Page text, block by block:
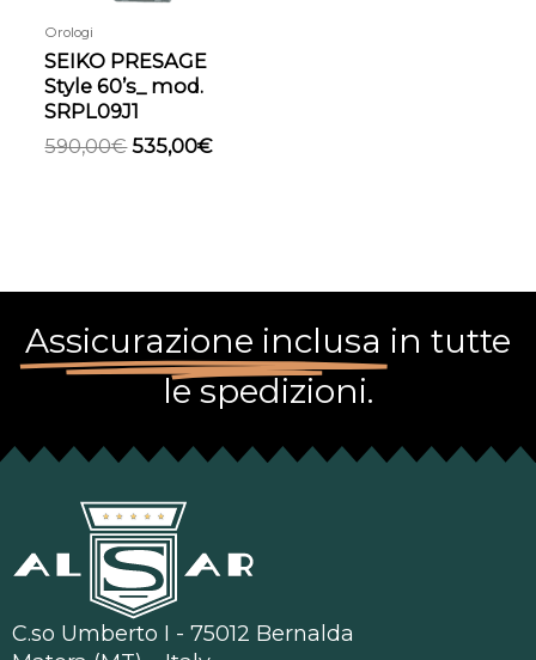
Orologi
SEIKO PRESAGE
Style 60’s_ mod.
SRPL09J1
590,00€ 535,00€
Assicurazione inclusa in tutte
le spedizioni.
C.so Umberto I - 75012 Bernalda